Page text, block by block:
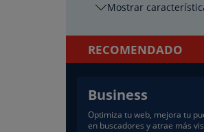
RECOMENDADO
Business
Optimiza tu web, mejora tu
en buscadores y atrae más